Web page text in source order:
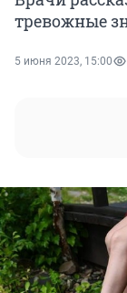
тревожные
5 июня 2023, 15:00